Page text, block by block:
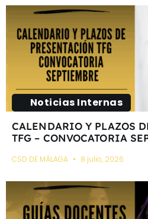
Noticias Internas
CALENDARIO Y PLAZOS
TFG – CONVOCATORIA
CSD DE MÁLAGA 8 julio, 2026